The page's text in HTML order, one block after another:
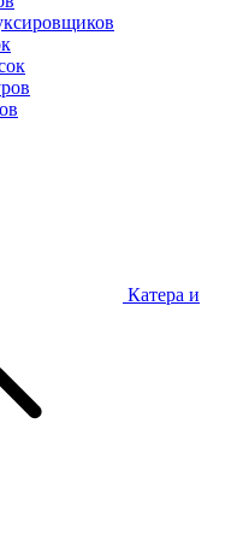
Катера и